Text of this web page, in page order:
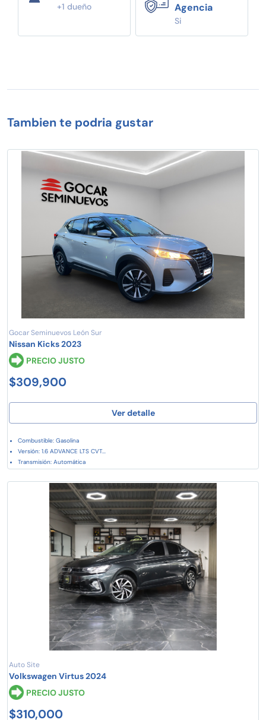
+1 dueño
Agencia
Si
Tambien te podria gustar
Gocar Seminuevos León Sur
Nissan Kicks 2023
PRECIO JUSTO
$309,900
Ver detalle
Combustible: Gasolina
Versión: 1.6 ADVANCE LTS CVT...
Transmisión: Automática
Auto Site
Volkswagen Virtus 2024
PRECIO JUSTO
$310,000